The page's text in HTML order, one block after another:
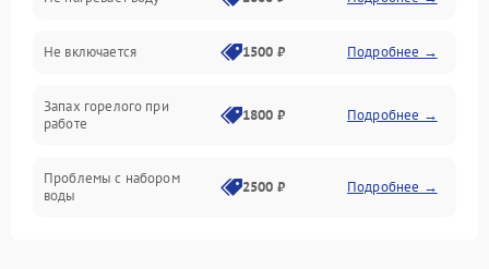
Не включается 1500 ₽ Подробнее →
Запах горелого при
работе
1800 ₽ Подробнее →
Проблемы с набором
воды
2500 ₽ Подробнее →